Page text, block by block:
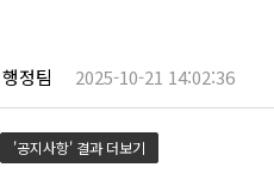
행정팀 2025-10-21 14:02:36
'공지사항' 결과 더보기